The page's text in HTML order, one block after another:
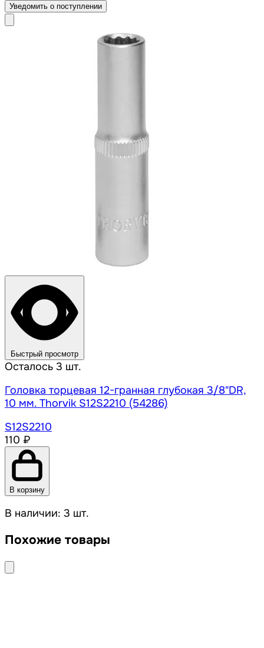
Уведомить о поступлении
Быстрый просмотр
Осталось 3 шт.
Головка торцевая 12-гранная глубокая 3/8"DR,
10 мм. Thorvik S12S2210 (54286)
S12S2210
110 ₽
В корзину
В наличии: 3 шт.
Похожие товары